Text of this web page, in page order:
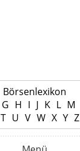
Börsenlexikon
G H I J K L M
T U V W X Y Z